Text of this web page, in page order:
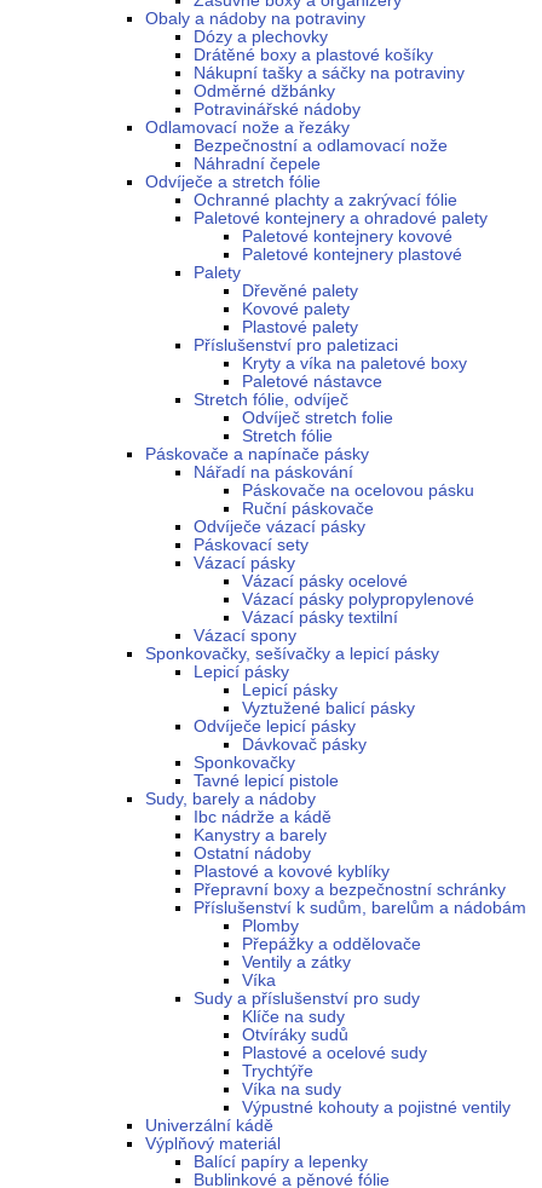
Obaly a nádoby na potraviny
Dózy a plechovky
Drátěné boxy a plastové košíky
Nákupní tašky a sáčky na potraviny
Odměrné džbánky
Potravinářské nádoby
Odlamovací nože a řezáky
Bezpečnostní a odlamovací nože
Náhradní čepele
Odvíječe a stretch fólie
Ochranné plachty a zakrývací fólie
Paletové kontejnery a ohradové palety
Paletové kontejnery kovové
Paletové kontejnery plastové
Palety
Dřevěné palety
Kovové palety
Plastové palety
Příslušenství pro paletizaci
Kryty a víka na paletové boxy
Paletové nástavce
Stretch fólie, odvíječ
Odvíječ stretch folie
Stretch fólie
Páskovače a napínače pásky
Nářadí na páskování
Páskovače na ocelovou pásku
Ruční páskovače
Odvíječe vázací pásky
Páskovací sety
Vázací pásky
Vázací pásky ocelové
Vázací pásky polypropylenové
Vázací pásky textilní
Vázací spony
Sponkovačky, sešívačky a lepicí pásky
Lepicí pásky
Lepicí pásky
Vyztužené balicí pásky
Odvíječe lepicí pásky
Dávkovač pásky
Sponkovačky
Tavné lepicí pistole
Sudy, barely a nádoby
Ibc nádrže a kádě
Kanystry a barely
Ostatní nádoby
Plastové a kovové kyblíky
Přepravní boxy a bezpečnostní schránky
Příslušenství k sudům, barelům a nádobám
Plomby
Přepážky a oddělovače
Ventily a zátky
Víka
Sudy a příslušenství pro sudy
Klíče na sudy
Otvíráky sudů
Plastové a ocelové sudy
Trychtýře
Víka na sudy
Výpustné kohouty a pojistné ventily
Univerzální kádě
Výplňový materiál
Balící papíry a lepenky
Bublinkové a pěnové fólie